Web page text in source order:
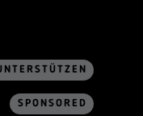
SPONSORED